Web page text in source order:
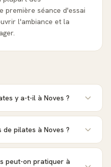
première séance d'essai
l'ambiance et la
y a-t-il à Noves ?
pilates à Noves ?
peut-on pratiquer à